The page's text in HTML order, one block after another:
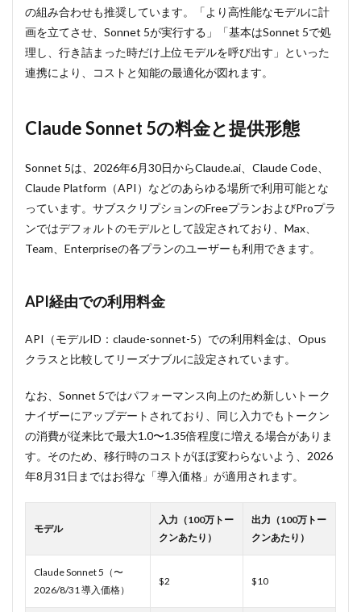
の組み合わせも推奨しています。「より高性能なモデルに計
画を立てさせ、Sonnet 5が実行する」「基本はSonnet 5で処
理し、行き詰まった時だけ上位モデルを呼び出す」といった
連携により、コストと知能の最適化が図れます。
Claude Sonnet 5の料金と提供形態
Sonnet 5は、2026年6月30日からClaude.ai、Claude Code、
Claude Platform（API）などのあらゆる場所で利用可能とな
っています。サブスクリプションのFreeプランおよびProプラ
ンではデフォルトのモデルとして設定されており、Max、
Team、Enterpriseの各プランのユーザーも利用できます。
API経由での利用料金
API（モデルID： claude-sonnet-5）での利用料金は、Opus
クラスと比較してリーズナブルに設定されています。
なお、Sonnet 5ではパフォーマンス向上のため新しいトーク
ナイザーにアップデートされており、同じ入力でもトークン
の消費が従来比で最大1.0〜1.35倍程度に増える場合がありま
す。そのため、移行時のコストがほぼ変わらないよう、2026
年8月31日まではお得な「導入価格」が適用されます。
モデル
入力（100万トー
クンあたり）
出力（100万トー
クンあたり）
Claude Sonnet 5（〜
2026/8/31 導入価格）
$2 $10